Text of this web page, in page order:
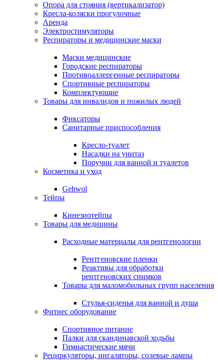
Опора для стояния (вертикализатор)
Кресла-коляски прогулочные
Аренда
Электростимуляторы
Респираторы и медицинские маски
Маски медицинские
Городские респираторы
Противоаллергенные респираторы
Спортивные респираторы
Комплектующие
Товары для инвалидов и пожилых людей
Фиксаторы
Санитарные приспособления
Кресло-туалет
Насадки на унитаз
Поручни для ванной и туалетов
Косметика и уход
Gehwol
Тейпы
Кинезиотейпы
Товары для медицины
Расходные материалы для рентгенологии
Рентгеновские пленки
Реактивы для обработки
рентгеновских снимков
Товары для маломобильных групп населения
Стулья-сиденья для ванной и душа
Фитнес оборудование
Спортивное питание
Палки для скандинавской ходьбы
Гимнастические мячи
Рециркуляторы, ингаляторы, солевые лампы